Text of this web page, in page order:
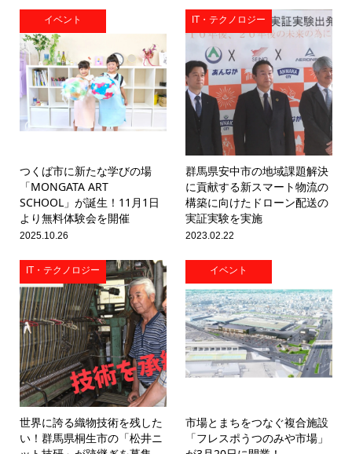
イベント
つくば市に新たな学びの場
「MONGATA ART
SCHOOL」が誕生！11月1日
より無料体験会を開催
2025.10.26
IT・テクノロジー
群馬県安中市の地域課題解決
に貢献する新スマート物流の
構築に向けたドローン配送の
実証実験を実施
2023.02.22
IT・テクノロジー
世界に誇る織物技術を残した
い！群馬県桐生市の「松井ニ
イベント
市場とまちをつなぐ複合施設
「フレスポうつのみや市場」